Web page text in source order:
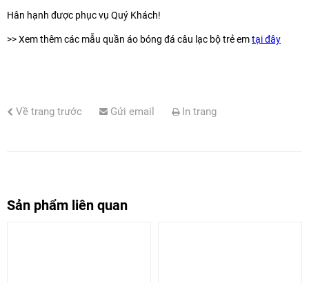
Hân hạnh được phục vụ Quý Khách!
>> Xem thêm các mẫu quần áo bóng đá câu lạc bộ trẻ emtại đây
Về trang trước Gửi email In trang
Sản phẩm liên quan